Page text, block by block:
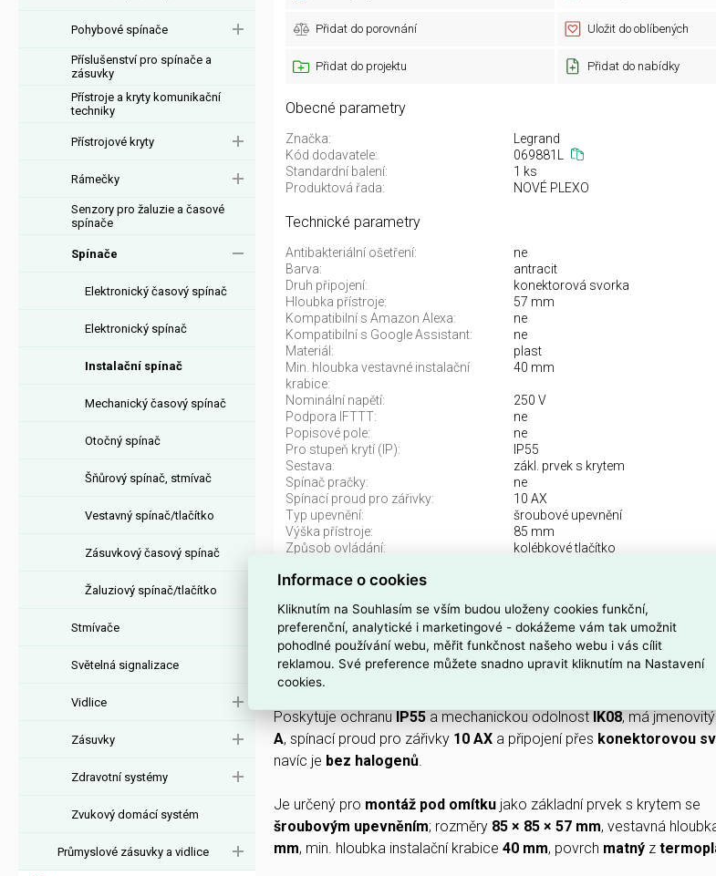
Pohybové spínače
Příslušenství pro spínače a
zásuvky
Přístroje a kryty komunikační
techniky
Přístrojové kryty
Rámečky
Senzory pro žaluzie a časové
spínače
Spínače
Elektronický časový spínač
Elektronický spínač
Instalační spínač
Mechanický časový spínač
Otočný spínač
Šňůrový spínač, stmívač
Vestavný spínač/tlačítko
Zásuvkový časový spínač
Žaluziový spínač/tlačítko
Stmívače
Světelná signalizace
Vidlice
Zásuvky
Zdravotní systémy
Zvukový domácí systém
Průmyslové zásuvky a vidlice
Přidat do porovnání Uložit do oblíbených
Přidat do projektu Přidat do nabídky
Obecné parametry
Značka: Legrand
Kód dodavatele:
069881L
Standardní balení:
1 ks
Produktová řada:
NOVÉ PLEXO
Technické parametry
Antibakteriální ošetření: ne
Barva:
antracit
Druh připojení:
konektorová svorka
Hloubka přístroje:
57 mm
Kompatibilní s Amazon Alexa:
ne
Kompatibilní s Google Assistant:
ne
Materiál:
plast
Min. hloubka vestavné instalační
krabice:
40 mm
Nominální napětí: 250 V
Podpora IFTTT:
ne
Popisové pole:
ne
Pro stupeň krytí (IP):
IP55
Sestava:
zákl. prvek s krytem
Spínač pračky:
ne
Spínací proud pro zářivky:
10 AX
Typ upevnění:
šroubové upevnění
Výška přístroje:
85 mm
Způsob ovládání:
kolébkové tlačítko
PLXN55 SPÍNAČ Č.6 ZAPUŠT.ANTRACIT
PLXN55 SPÍNAČ Č.6 ZAPUŠT.ANTRACIT(EAN:3414971884342
)
NOVÉ PLEXOv barvěantracit (RAL 7016)se1páčkou a kolébkovým
ovládáním.
Poskytuje ochranu IP55 a mechanickou odolnost IK08, má
A, spínací proud pro zářivky 10 AX a připojení přes konektorovou
navíc je bez halogenů.
Je určený pro montáž pod omítku jako základní prvek s krytem se
šroubovým upevněním; rozměry 85 × 85 × 57 mm, vestavná
mm, min. hloubka instalační krabice 40 mm, povrch matný z
Informace o cookies
Kliknutím na Souhlasím se vším budou uloženy cookies funkční,
preferenční, analytické i marketingové - dokážeme vám tak umožnit
pohodlné používání webu, měřit funkčnost našeho webu i vás cílit
reklamou. Své preference můžete snadno upravit kliknutím na Nastavení
cookies.